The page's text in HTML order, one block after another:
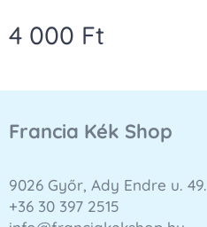
4 000 Ft
Francia Kék Shop
9026 Győr, Ady Endre u. 49.
+36 30 397 2515